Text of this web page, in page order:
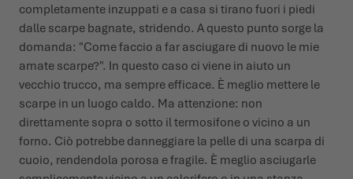
completamente inzuppati e a casa si tirano fuori i piedi
dalle scarpe bagnate, stridendo. A questo punto sorge la
domanda: "Come faccio a far asciugare di nuovo le mie
amate scarpe?". In questo caso ci viene in aiuto un
vecchio trucco, ma sempre efficace. È meglio mettere le
scarpe in un luogo caldo. Ma attenzione: non
direttamente sopra o sotto il termosifone o vicino a un
forno. Ciò potrebbe danneggiare la pelle di una scarpa di
cuoio, rendendola porosa e fragile. È meglio asciugarle